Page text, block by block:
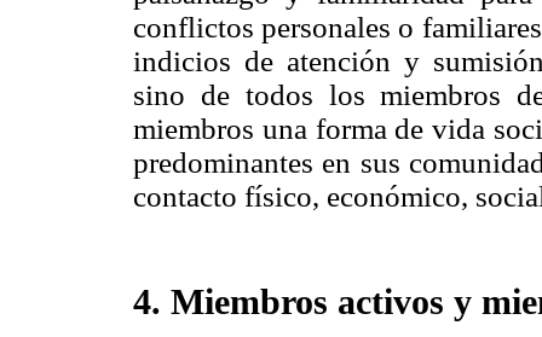
conflictos personales o
indicios de atención y
sino de todos los miembros
miembros una forma de vida
predominantes en sus
contacto físico, económico,
4. Miembros activos y